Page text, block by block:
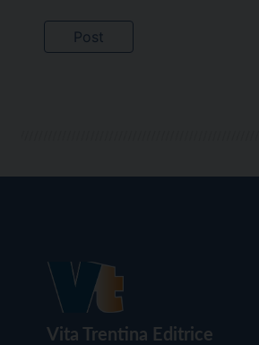
Vita Trentina Editrice